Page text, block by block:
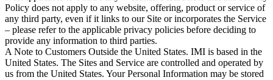
Policy does not apply to any website, offering, product or service of
any third party, even if it links to our Site or incorporates the Service
– please refer to the applicable privacy policies before deciding to
provide any information to third parties.
A Note to Customers Outside the United States. IMI is based in the
United States. The Sites and Service are controlled and operated by
us from the United States. Your Personal Information may be stored